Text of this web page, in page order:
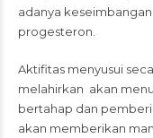
adanya
progesteron.
Aktifitas menyusui
melahirkan akan
bertahap dan
akan memberikan